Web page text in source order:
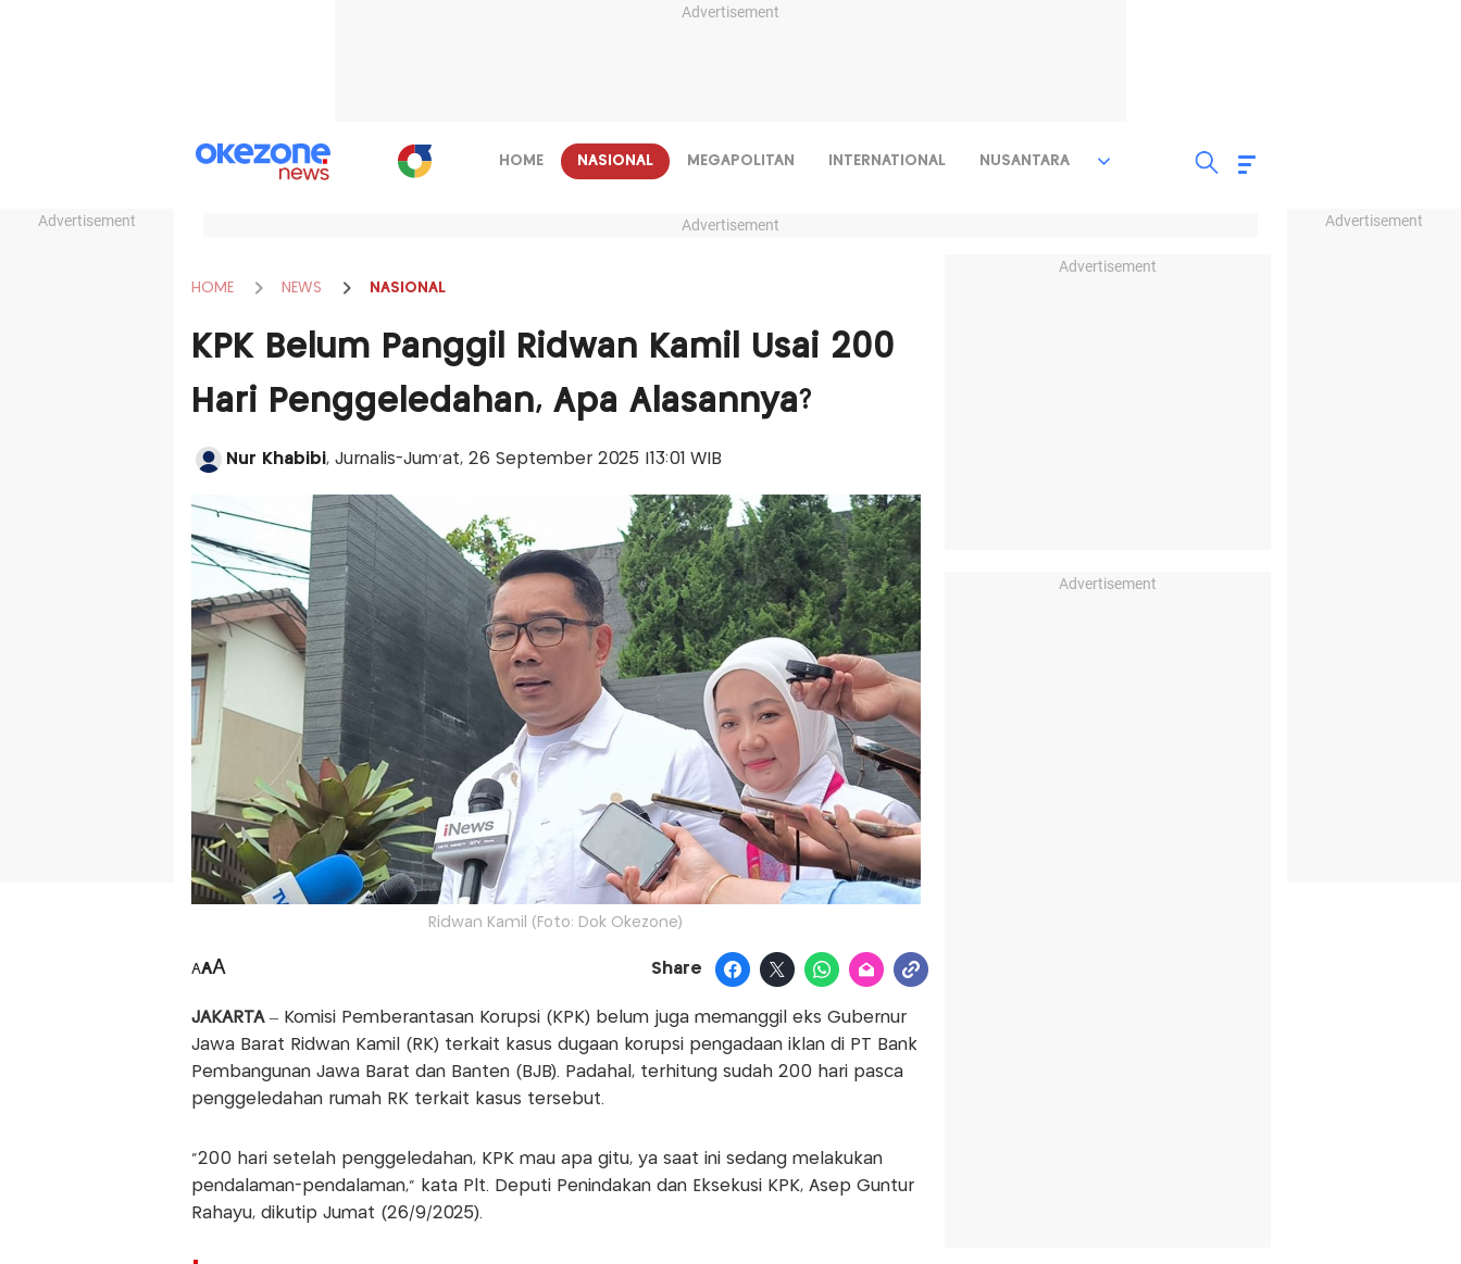
Advertisement
Advertisement Advertisement
HOME NASIONAL MEGAPOLITAN INTERNATIONAL NUSANTARA
Advertisement
HOME NEWS NASIONAL
KPK Belum Panggil Ridwan Kamil Usai 200
Hari Penggeledahan, Apa Alasannya?
Nur Khabibi, Jurnalis-Jum'at, 26 September 2025 |13:01 WIB
Ridwan Kamil (Foto: Dok Okezone)
AAA Share
JAKARTA – Komisi Pemberantasan Korupsi (KPK) belum juga memanggil eks Gubernur
Jawa Barat Ridwan Kamil (RK) terkait kasus dugaan korupsi pengadaan iklan di PT Bank
Pembangunan Jawa Barat dan Banten (BJB). Padahal, terhitung sudah 200 hari pasca
penggeledahan rumah RK terkait kasus tersebut.
"200 hari setelah penggeledahan, KPK mau apa gitu, ya saat ini sedang melakukan
pendalaman-pendalaman," kata Plt. Deputi Penindakan dan Eksekusi KPK, Asep Guntur
Rahayu, dikutip Jumat (26/9/2025).
Advertisement
Advertisement